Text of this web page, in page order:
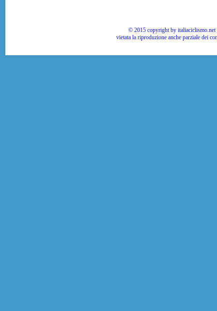
© 2015 copyright by
vietata la riproduzione anche parziale dei